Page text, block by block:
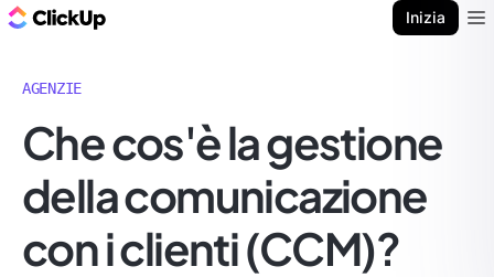
Inizia
AGENZIE
Che cos'è la gestione
della comunicazione
con i clienti (CCM)?